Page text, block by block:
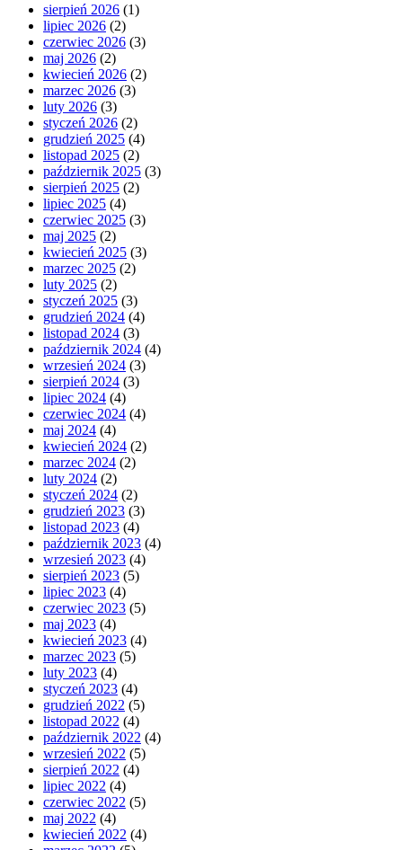
sierpień 2026 (1)
lipiec 2026 (2)
czerwiec 2026 (3)
maj 2026 (2)
kwiecień 2026 (2)
marzec 2026 (3)
luty 2026 (3)
styczeń 2026 (2)
grudzień 2025 (4)
listopad 2025 (2)
październik 2025 (3)
sierpień 2025 (2)
lipiec 2025 (4)
czerwiec 2025 (3)
maj 2025 (2)
kwiecień 2025 (3)
marzec 2025 (2)
luty 2025 (2)
styczeń 2025 (3)
grudzień 2024 (4)
listopad 2024 (3)
październik 2024 (4)
wrzesień 2024 (3)
sierpień 2024 (3)
lipiec 2024 (4)
czerwiec 2024 (4)
maj 2024 (4)
kwiecień 2024 (2)
marzec 2024 (2)
luty 2024 (2)
styczeń 2024 (2)
grudzień 2023 (3)
listopad 2023 (4)
październik 2023 (4)
wrzesień 2023 (4)
sierpień 2023 (5)
lipiec 2023 (4)
czerwiec 2023 (5)
maj 2023 (4)
kwiecień 2023 (4)
marzec 2023 (5)
luty 2023 (4)
styczeń 2023 (4)
grudzień 2022 (5)
listopad 2022 (4)
październik 2022 (4)
wrzesień 2022 (5)
sierpień 2022 (4)
lipiec 2022 (4)
czerwiec 2022 (5)
maj 2022 (4)
kwiecień 2022 (4)